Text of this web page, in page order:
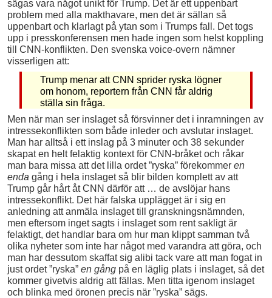
sägas vara något unikt för Trump. Det är ett uppenbart
problem med alla makthavare, men det är sällan så
uppenbart och klarlagt på ytan som i Trumps fall. Det togs
upp i presskonferensen men hade ingen som helst koppling
till CNN-konflikten. Den svenska voice-overn nämner
visserligen att:
Trump menar att CNN sprider ryska lögner
om honom, reportern från CNN får aldrig
ställa sin fråga.
Men när man ser inslaget så försvinner det i inramningen av
intressekonflikten som både inleder och avslutar inslaget.
Man har alltså i ett inslag på 3 minuter och 38 sekunder
skapat en helt felaktig kontext för CNN-bråket och råkar
man bara missa att det lilla ordet ”ryska” förekommer en
enda gång i hela inslaget så blir bilden komplett av att
Trump går hårt åt CNN därför att … de avslöjar hans
intressekonflikt. Det här falska upplägget är i sig en
anledning att anmäla inslaget till granskningsnämnden,
men eftersom inget sagts i inslaget som rent sakligt är
felaktigt, det handlar bara om hur man klippt samman två
olika nyheter som inte har något med varandra att göra, och
man har dessutom skaffat sig alibi tack vare att man fogat in
just ordet ”ryska” en gång på en läglig plats i inslaget, så det
kommer givetvis aldrig att fällas. Men titta igenom inslaget
och blinka med öronen precis när ”ryska” sägs.